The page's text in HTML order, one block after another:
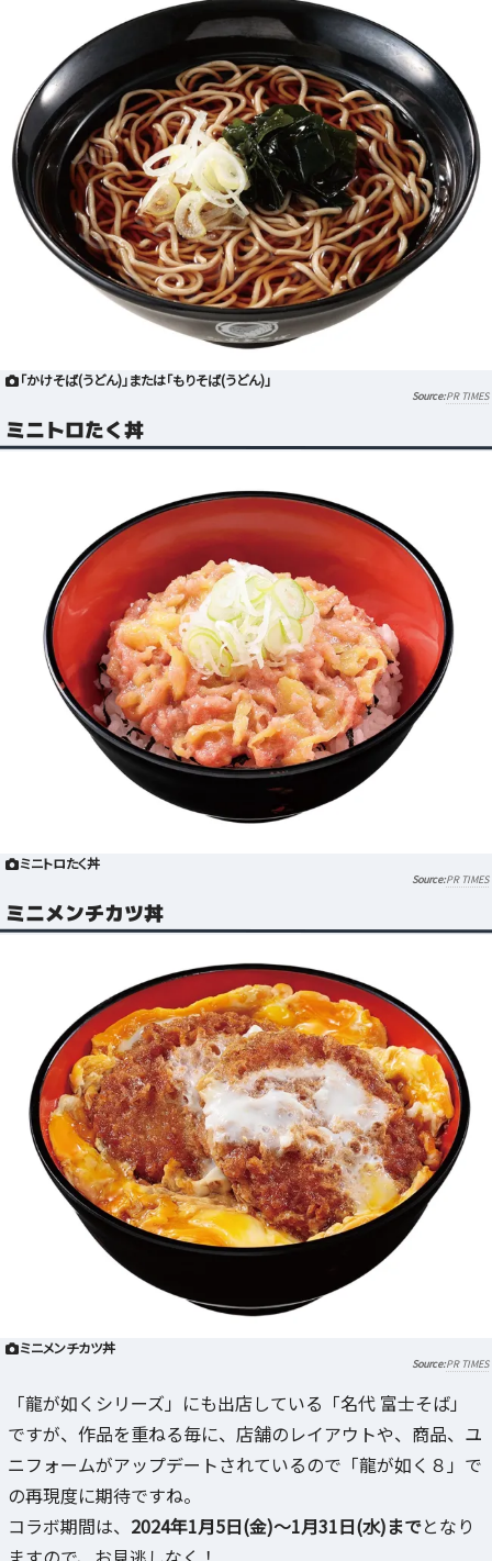
「かけそば(うどん)」または「もりそば(うどん)」
PR TIMES
ミニトロたく丼
ミニトロたく丼
PR TIMES
ミニメンチカツ丼
ミニメンチカツ丼
PR TIMES
「龍が如くシリーズ」にも出店している「名代 富士そば」
ですが、作品を重ねる毎に、店舗のレイアウトや、商品、ユ
ニフォームがアップデートされているので「龍が如く８」で
の再現度に期待ですね。
コラボ期間は、 2024年1月5日(金)～1月31日(水)までとなり